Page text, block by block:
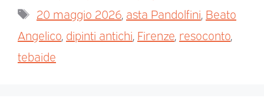
20 maggio 2026 asta Pandolfini Beato
Angelico dipinti antichi Firenze resoconto
tebaide